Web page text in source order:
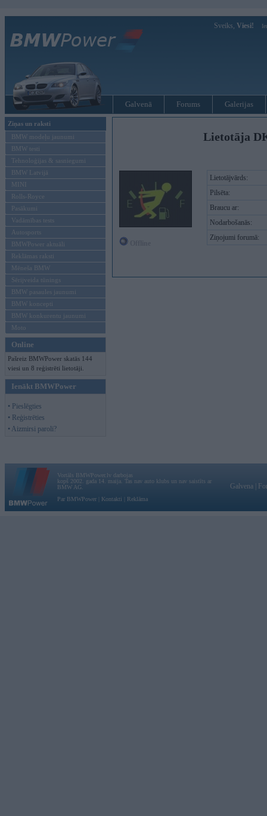
Sveiks, Viesi!
Galvenā Forums Galerijas
Ziņas un raksti
BMW modeļu jaunumi
BMW testi
Tehnoloģijas & sasniegumi
BMW Latvijā
MINI
Rolls-Royce
Pasākumi
Vadāmības tests
Autosports
BMWPower aktuāli
Reklāmas raksti
Mēneša BMW
Sērijveida tūnings
BMW pasaules jaunumi
BMW koncepti
BMW konkurentu jaunumi
Moto
Online
Pašreiz BMWPower skatās 144
viesi un 8 reģistrēti lietotāji.
Ienākt BMWPower
• Pieslēgties
• Reģistrēties
• Aizmirsi paroli?
Lietotāja
Lietotājvārds:
Pilsēta:
Braucu ar:
Nodarbošanās:
Ziņojumi forumā:
Vortāls BMWPower.lv darbojas
kopš 2002. gada 14. maija. Tas nav auto klubs un nav saistīts ar
BMW AG.
Par BMWPower
Kontakti Reklāma
Galvena